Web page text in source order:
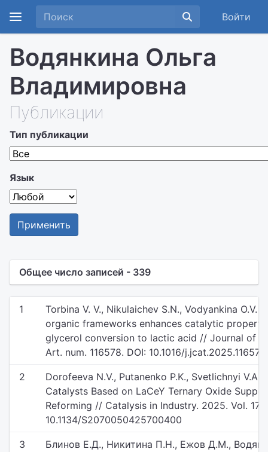
Войти
Водянкина Ольга
Владимировна
Публикации
Тип публикации
Язык
Применить
Общее число записей - 339
1
Torbina V. V., Nikulaichev S.N., Vodyankina O.V.
organic frameworks enhances catalytic
glycerol conversion to lactic acid // Journal of
Art. num. 116578. DOI: 10.1016/j.jcat.2025.116578
2
Dorofeeva N.V., Putanenko P.K., Svetlichnyi V.A.,
Catalysts Based on LaCeY Ternary Oxide
Reforming // Catalysis in Industry. 2025. Vol. 17,
10.1134/S2070050425700400
3
Блинов Е.Д., Никитина П.Н., Ежов Д.М.,